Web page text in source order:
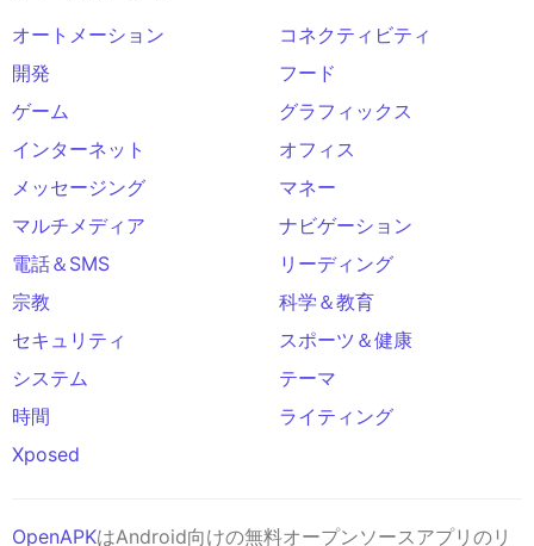
オートメーション
コネクティビティ
開発
フード
ゲーム
グラフィックス
インターネット
オフィス
メッセージング
マネー
マルチメディア
ナビゲーション
電話＆SMS
リーディング
宗教
科学＆教育
セキュリティ
スポーツ＆健康
システム
テーマ
時間
ライティング
Xposed
OpenAPKはAndroid向けの無料オープンソースアプリのリ